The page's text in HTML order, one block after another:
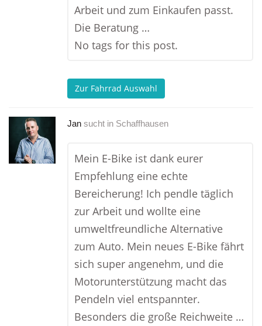
Arbeit und zum Einkaufen passt.
Die Beratung …
No tags for this post.
Zur Fahrrad Auswahl
Jan sucht in Schaffhausen
Mein E-Bike ist dank eurer
Empfehlung eine echte
Bereicherung! Ich pendle täglich
zur Arbeit und wollte eine
umweltfreundliche Alternative
zum Auto. Mein neues E-Bike fährt
sich super angenehm, und die
Motorunterstützung macht das
Pendeln viel entspannter.
Besonders die große Reichweite …